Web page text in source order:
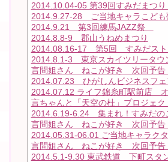
2014.10.04-05 第39回すみだまつ
2014.9.27-28 ご当地キャラこども
2014.9.21 第3回練馬JAZZ祭
2014.8.8-9 郡山うねめまつり
2014.08.16-17 第5回 すみだスト
2014.8.1-3 東京スカイツリータ
言問姐さん ねこが好き 次回予告
2014.07.23 ひがしんビジネスフェ
2014.07.12 ライフ錦糸町駅前店 オ
言ちゃんと「天空の杜」プロジェク
2014.6.19-6.24 集まれ！すみだの
言問姐さん ねこが好き 次回予告
2014.05.31-06.01 ご当地キャラク
言問姐さん ねこが好き 次回予告
2014.5.1-9.30 東武鉄道 下町スタ